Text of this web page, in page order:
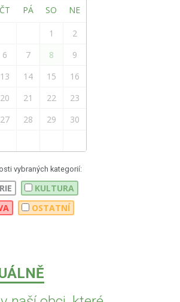
ČT PÁ SO NE
1
2
6 7 8
9
13 14 15
16
20 21 22
23
27 28 29
30
vybraných kategorií:
KULTURA
OSTATNÍ